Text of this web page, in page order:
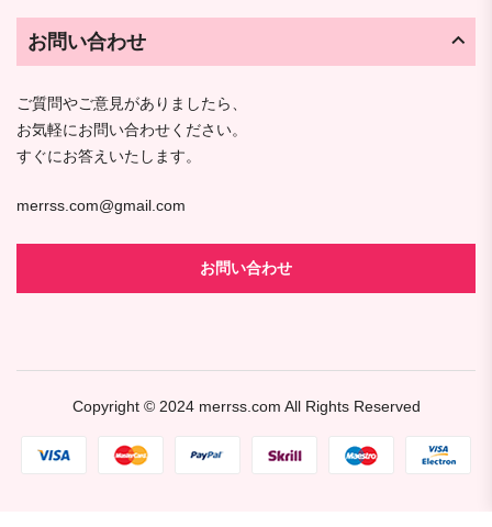
お問い合わせ
ご質問やご意見がありましたら、
お気軽にお問い合わせください。
すぐにお答えいたします。
merrss.com@gmail.com
お問い合わせ
Copyright © 2024 merrss.com All Rights Reserved